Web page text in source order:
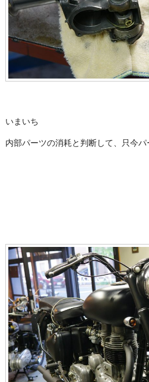
いまいち
内部パーツの消耗と判断して、只今パ